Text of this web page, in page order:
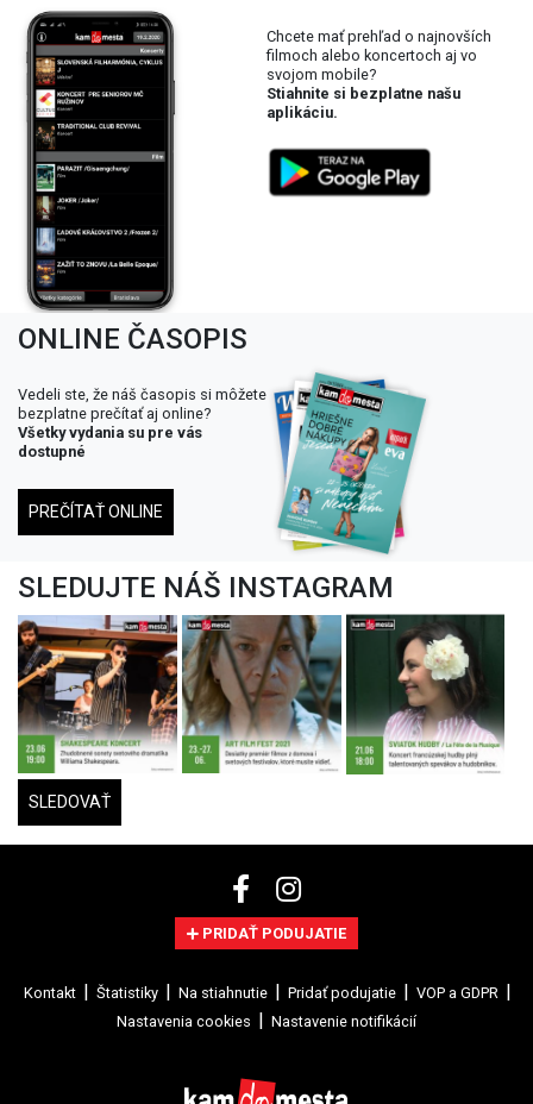
Chcete mať prehľad o najnovších
filmoch alebo koncertoch aj vo
svojom mobile?
Stiahnite si bezplatne našu
aplikáciu.
ONLINE ČASOPIS
Vedeli ste, že náš časopis si môžete
bezplatne prečítať aj online?
Všetky vydania su pre vás
dostupné
PREČÍTAŤ ONLINE
SLEDUJTE NÁŠ INSTAGRAM
SLEDOVAŤ
PRIDAŤ PODUJATIE
Kontakt Štatistiky Na stiahnutie Pridať podujatie
VOP a GDPR
Nastavenia cookies
Nastavenie notifikácií